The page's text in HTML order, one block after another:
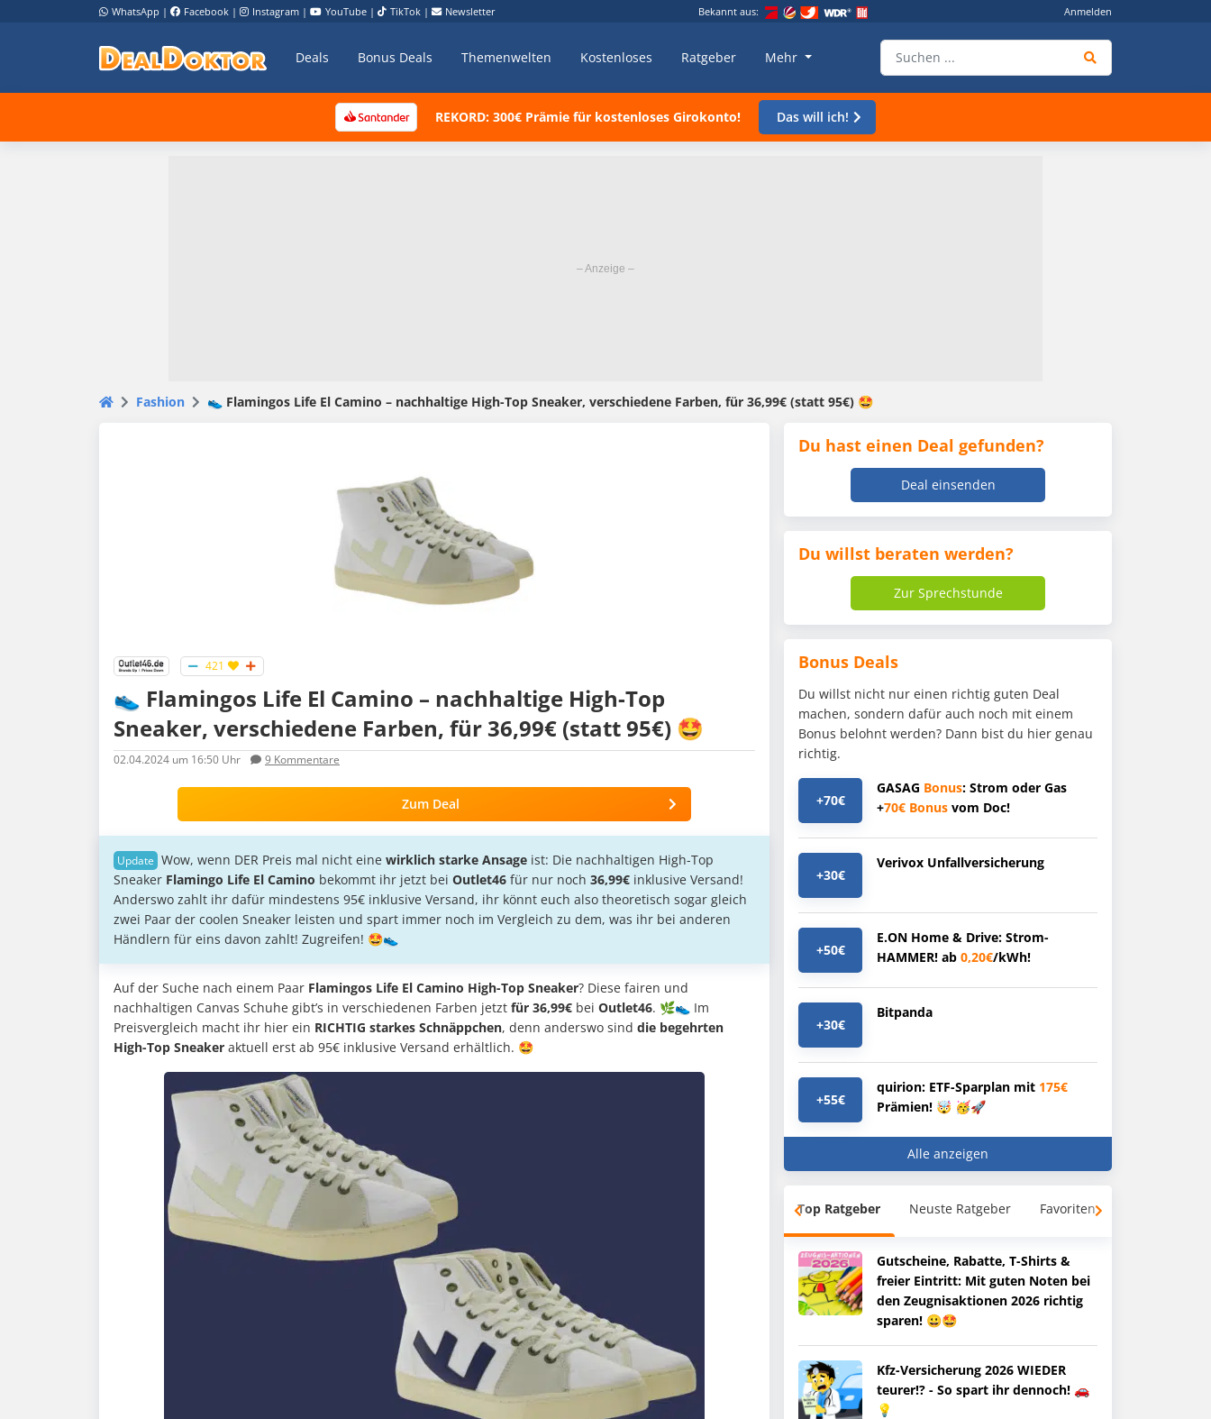
WhatsApp | Facebook | Instagram | YouTube | TikTok | Newsletter Bekannt aus: Anmelden
Deals Bonus Deals Themenwelten Kostenloses Ratgeber Mehr
REKORD: 300€ Prämie für kostenloses Girokonto! Das will ich!
Fashion 👟 Flamingos Life El Camino – nachhaltige High-Top Sneaker, verschiedene Farben, für 36,99€ (statt 95€) 🤩
421
👟 Flamingos Life El Camino – nachhaltige High-Top
Sneaker, verschiedene Farben, für 36,99€ (statt 95€) 🤩
02.04.2024 um 16:50 Uhr 9 Kommentare
Zum Deal
Wow, wenn DER Preis mal nicht eine wirklich starke Ansage ist: Die nachhaltigen High-Top
Sneaker Flamingo Life El Camino bekommt ihr jetzt bei Outlet46 für nur noch 36,99€ inklusive Versand!
Anderswo zahlt ihr dafür mindestens 95€ inklusive Versand, ihr könnt euch also theoretisch sogar gleich
zwei Paar der coolen Sneaker leisten und spart immer noch im Vergleich zu dem, was ihr bei anderen
Händlern für eins davon zahlt! Zugreifen! 🤩👟
Auf der Suche nach einem Paar Flamingos Life El Camino High-Top Sneaker? Diese fairen und
nachhaltigen Canvas Schuhe gibt’s in verschiedenen Farben jetzt für 36,99€ bei Outlet46. 🌿👟 Im
Preisvergleich macht ihr hier ein RICHTIG starkes Schnäppchen, denn anderswo sind die begehrten
High-Top Sneaker aktuell erst ab 95€ inklusive Versand erhältlich. 🤩
Du hast einen Deal gefunden?
Deal einsenden
Du willst beraten werden?
Zur Sprechstunde
Bonus Deals
Du willst nicht nur einen richtig guten Deal
machen, sondern dafür auch noch mit einem
Bonus belohnt werden? Dann bist du hier genau
richtig.
+70€
GASAG Bonus: Strom oder Gas
+70€ Bonus vom Doc!
+30€
Verivox Unfallversicherung
+50€
E.ON Home & Drive: Strom-
HAMMER! ab 0,20€/kWh!
+30€
Bitpanda
+55€
quirion: ETF-Sparplan mit 175€
Prämien! 🤯 🥳🚀
Alle anzeigen
Top Ratgeber Neuste Ratgeber Favoriten
Gutscheine, Rabatte, T-Shirts &
freier Eintritt: Mit guten Noten bei
den Zeugnisaktionen 2026 richtig
sparen! 😀🤩
Kfz-Versicherung 2026 WIEDER
teurer!? - So spart ihr dennoch! 🚗
💡